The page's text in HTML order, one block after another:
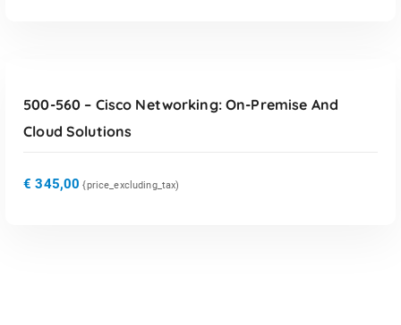
500-560 – Cisco Networking: On-Premise And
Cloud Solutions
€ 345,00 {price_excluding_tax)